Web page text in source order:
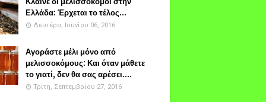
Ελλάδα: Έρχεται το τέλος...
Δευτέρα, Ιουνίου 06, 2016
Αγοράστε μέλι μόνο από
μελισσοκόμους: Και όταν μάθετε
το γιατί, δεν θα σας αρέσει....
Τρίτη, Σεπτεμβρίου 27, 2016